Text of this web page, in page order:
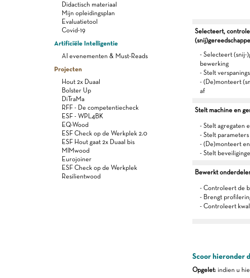
Didactisch materiaal
Mijn opleidingsplan
Evaluatietool
Covid-19
Artificiële Intelligentie
AI evenementen & Must-Reads
Projecten
Hout 2x Duaal
Bolster Up
DiTraMa
RFF - De competentiecheck
ESF - WPL4BK
EQ-Wood
ESF Check op de Werkplek 2.0
ESF Hout gaat 2x Duaal bis
MIMwood
Eurojoiner
ESF Check op de Werkplek
Resilientwood
Selecteert,
- Selecteert (snij-
bewerking
- Stelt
- (De)monteert
af
Stelt machine en
- Stelt agregaten
- Stelt
- (De)monteert
- Stelt
Bewerkt
- Controleert de
- Brengt
- Controleert
Scoor hieronder
Opgelet: indien u